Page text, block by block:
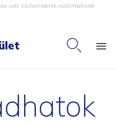
safe tischambiente matchballwelt
